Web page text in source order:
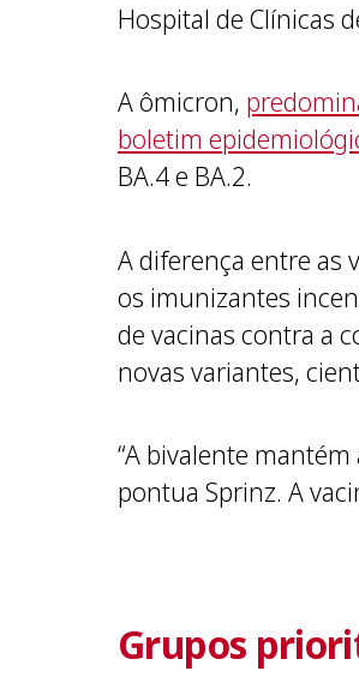
Hospital de Clínicas
A ômicron,
boletim
BA.4 e BA.2.
A diferença entre as
os imunizantes
de vacinas contra a
novas variantes,
“A bivalente
pontua Sprinz. A
Grupos